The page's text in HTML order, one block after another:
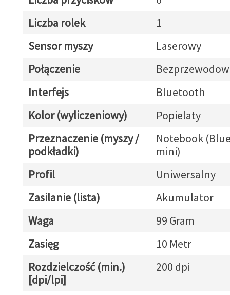
Liczba rolek
1
Sensor myszy
Laserowy
Połączenie
Interfejs
Bluetooth
Kolor (wyliczeniowy)
Popielaty
Przeznaczenie (myszy /
podkładki)
Notebook
mini)
Profil
Uniwersalny
Zasilanie (lista)
Akumulator
Waga
99 Gram
Zasięg
10 Metr
Rozdzielczość (min.)
[dpi/lpi]
200 dpi